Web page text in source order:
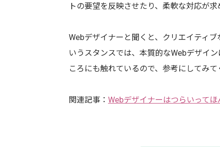
トの要望を反映させたり、柔軟な対応が
Webデザイナーと聞くと、クリエイティ
いうスタンスでは、本質的なWebデザイ
ころにも触れているので、参考にしてみ
関連記事： Webデザイナーはつらいって